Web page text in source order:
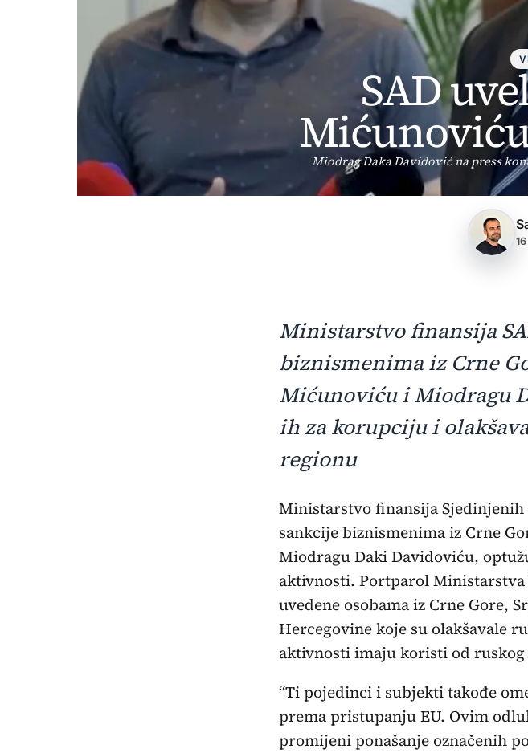
SAD
Miodrag Daka Davidović na press
Ministarstvo finansija
biznismenima iz Crne
Mićunoviću i Miodragu
ih za korupciju i
regionu
Ministarstvo finansija Sjedinjenih Američkih Država (SAD) uvelo je
sankcije biznismenima iz Crne
Miodragu Daki Davidoviću,
aktivnosti. Portparol
uvedene osobama iz Crne Gore,
Hercegovine koje su olakšavale
aktivnosti imaju koristi od
“Ti pojedinci i subjekti takođe
prema pristupanju EU. Ovim
promijeni ponašanje označenih